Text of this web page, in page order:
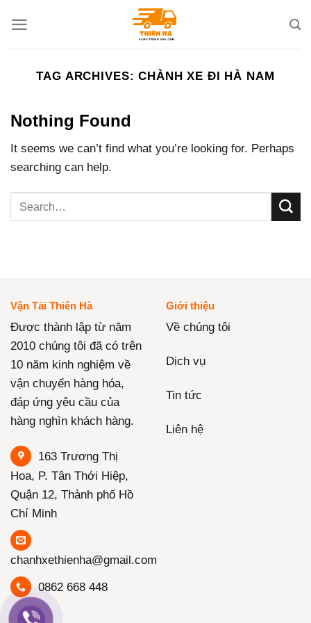
TAG ARCHIVES:CHÀNH XE ĐI HÀ NAM
Nothing Found
It seems we can’t find what you’re looking for. Perhaps
searching can help.
Vận Tải Thiên Hà
Được thành lập từ năm
2010 chúng tôi đã có trên
10 năm kinh nghiệm về
vận chuyển hàng hóa,
đáp ứng yêu cầu của
hàng nghìn khách hàng.
163 Trương Thị
Hoa, P. Tân Thới Hiệp,
Quận 12, Thành phố Hồ
Chí Minh
chanhxethienha@gmail.com
0862 668 448
Giới thiệu
Về chúng tôi
Dịch vụ
Tin tức
Liên hệ